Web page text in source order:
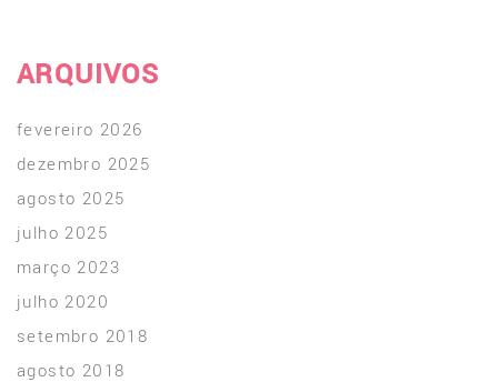
ARQUIVOS
fevereiro 2026
dezembro 2025
agosto 2025
julho 2025
março 2023
julho 2020
setembro 2018
agosto 2018